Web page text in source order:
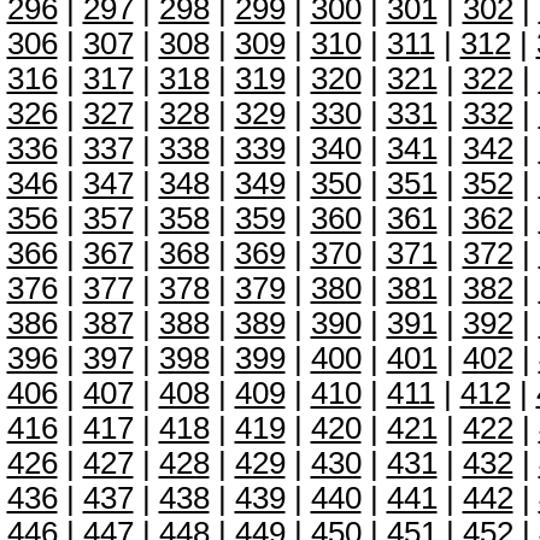
296| 297 298| 299| 300| 301| 302|
306| 307| 308| 309| 310| 311| 312|
316| 317| 318| 319| 320| 321| 322|
326| 327| 328| 329| 330| 331| 332|
336| 337| 338| 339| 340| 341| 342|
346| 347| 348| 349| 350| 351| 352|
356| 357| 358| 359| 360| 361| 362|
366| 367| 368| 369| 370| 371| 372|
376| 377| 378| 379| 380| 381| 382|
386| 387| 388| 389| 390| 391| 392|
396| 397| 398| 399| 400| 401| 402|
406| 407| 408| 409| 410| 411| 412|
416| 417| 418| 419| 420| 421| 422|
426| 427| 428| 429| 430| 431| 432|
436| 437| 438| 439| 440| 441| 442|
446| 447| 448| 449| 450| 451 452